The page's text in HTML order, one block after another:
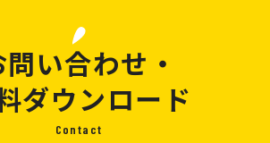
間を活かし、個室は最小限に、個
使いながら構成しました。書庫や
スなどは、コア部分にまとめ、雑
ないような工夫をしています。メ
問い合わせ・
ダウンロード
Contact